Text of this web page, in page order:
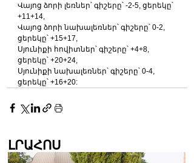
Վայոց ձորի լեռներ՝ գիշերը՝ -2-5, ցերեկը՝
+11+14,
Վայոց ձորի նախալեռներ՝ գիշերը՝ 0-2,
ցերեկը՝ +15+17,
Սյունիքի հովիտներ՝ գիշերը՝ +4+8,
ցերեկը՝ +20+24,
Սյունիքի նախալեռներ՝ գիշերը՝ 0-4,
ցերեկը՝ +16+20:
ԼՐԱՀՈՍ